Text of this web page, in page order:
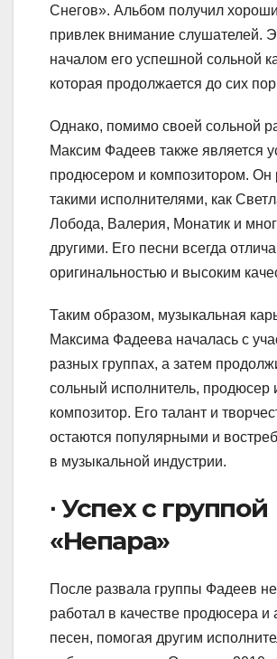
Снегов». Альбом получил
привлек внимание слушателей.
началом его успешной сольной
которая продолжается до сих
Однако, помимо своей сольной
Максим Фадеев также является
продюсером и композитором. Он
такими исполнителями, как
Лобода, Валерия, Монатик и
другими. Его песни всегда
оригинальностью и высоким
Таким образом, музыкальная
Максима Фадеева началась с
разных группах, а затем
сольный исполнитель, продюсер
композитор. Его талант и
остаются популярными и
в музыкальной индустрии.
∙ Успех с группой
«Непара»
После развала группы Фадеев
работал в качестве продюсера и
песен, помогая другим